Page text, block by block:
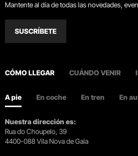
Mantente al día de todas las novedades,
SUSCRÍBETE
CÓMO LLEGAR CUÁNDO VENIR
A pie En coche En tren En
Nuestra dirección es:
Rua do Choupelo, 39
4400-088 Vila Nova de Gaia